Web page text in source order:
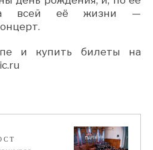
всей её жизни —
и купить билеты на